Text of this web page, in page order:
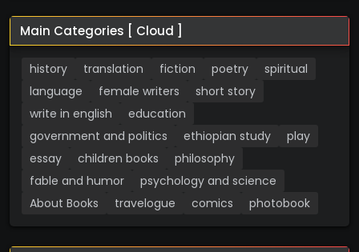
Main Categories [ Cloud ]
history translation fiction poetry
spiritual
language
female writers
short story
write in english
education
government and politics
ethiopian study
play
essay
children books
philosophy
fable and humor
psychology and science
About Books
travelogue comics photobook